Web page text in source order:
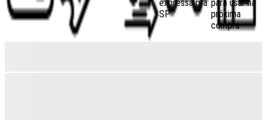
expressa pra
SP
para usar na
próxima
compra